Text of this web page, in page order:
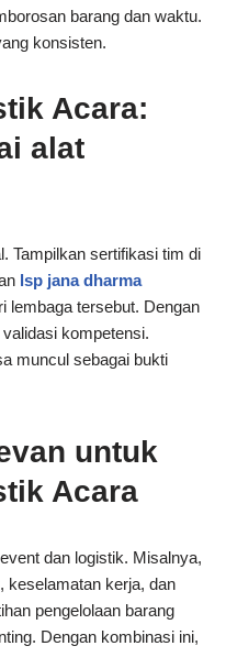
barang dan waktu.
konsisten.
Acara:
alat
Tampilkan sertifikasi tim di
lsp jana dharma
lembaga tersebut. Dengan
kompetensi.
muncul sebagai bukti
untuk
Acara
dan logistik. Misalnya,
keselamatan kerja, dan
pengelolaan barang
Dengan kombinasi ini,